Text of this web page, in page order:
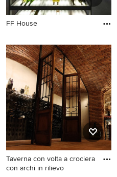
FF House
Taverna con volta a crociera
con archi in rilievo